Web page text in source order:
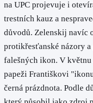
na UPC projevuje i
trestních kauz a
důvodů. Zelenskij navíc
protikřesťanské názory
falešných ikon. V
papeži Františkovi
černá prázdnota. Podle